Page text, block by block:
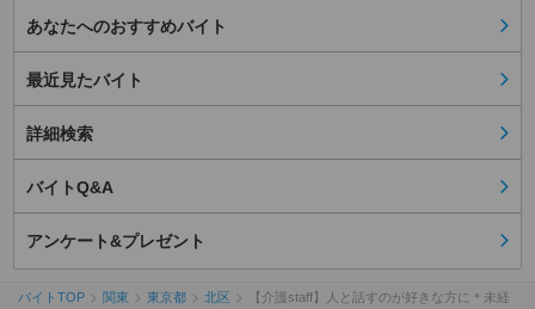
あなたへのおすすめバイト
最近見たバイト
詳細検索
バイトQ&A
アンケート&プレゼント
バイトTOP 関東 東京都 北区 【介護staff】人と話すのが好きな方に＊未経